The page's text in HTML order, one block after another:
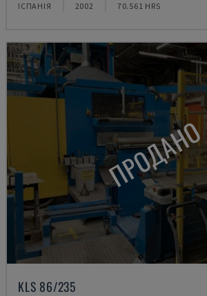
ІСПАНІЯ 2002 70.561 HRS
ПРОДАНО
KLS 86/235